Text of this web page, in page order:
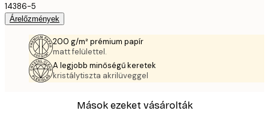
14386-5
Árelőzmények
200 g/m² prémium papír
matt felülettel.
A legjobb minőségű keretek
kristálytiszta akrilüveggel
Mások ezeket vásárolták